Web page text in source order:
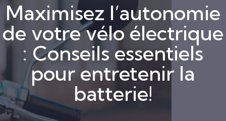
Maximisez l’autonomie
de votre vélo électrique
: Conseils essentiels
pour entretenir la
batterie!